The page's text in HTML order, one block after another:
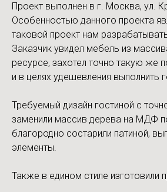
Проект выполнен в г. Москва, ул.
Особенностью данного проекта
таковой проект нам
Заказчик увидел мебель из
ресурсе, захотел точно такую же
и в целях удешевления выполнить
Требуемый дизайн гостиной с
заменили массив дерева на МДФ
благородно состарили патиной,
элементы.
Также в едином стиле изготовили